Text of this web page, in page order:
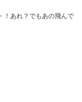
！あれ？でもあの飛んで